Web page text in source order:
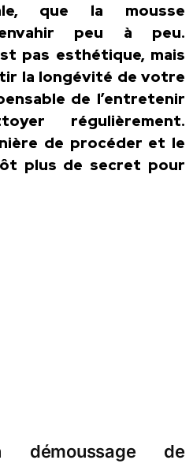
que la mousse
peu à peu.
pas esthétique, mais
la longévité de votre
de l’entretenir
régulièrement.
de procéder et le
plus de secret pour
démoussage de